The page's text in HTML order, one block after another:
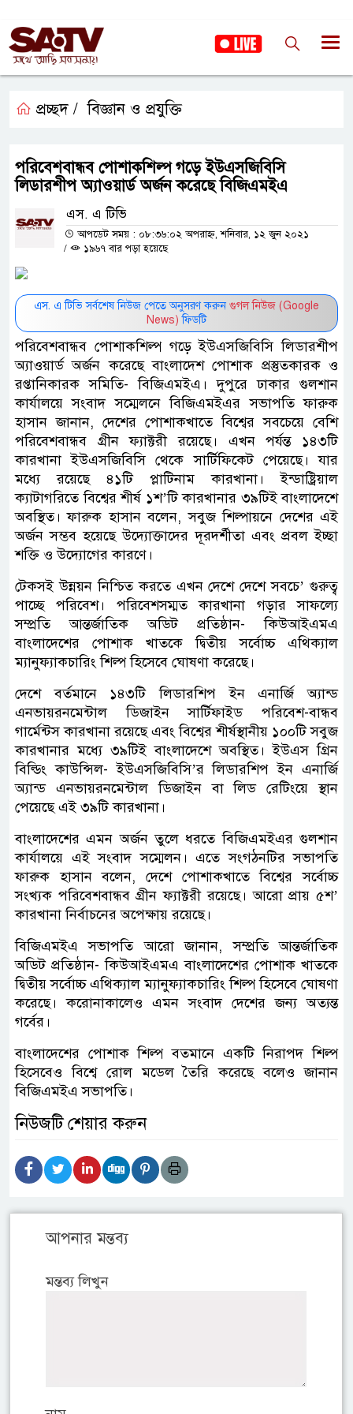
প্রচ্ছদ / বিজ্ঞান ও প্রযুক্তি
পরিবেশবান্ধব পোশাকশিল্প গড়ে ইউএসজিবিসি
লিডারশীপ অ্যাওয়ার্ড অর্জন করেছে বিজিএমইএ
এস. এ টিভি
আপডেট সময় : ০৮:৩৬:০২ অপরাহ্ন, শনিবার, ১২ জুন ২০২১
/
১৯৬৭ বার পড়া হয়েছে
এস. এ টিভি সর্বশেষ নিউজ পেতে অনুসরণ করুন গুগল নিউজ (Google
News) ফিডটি
পরিবেশবান্ধব পোশাকশিল্প গড়ে ইউএসজিবিসি লিডারশীপ
অ্যাওয়ার্ড অর্জন করেছে বাংলাদেশ পোশাক প্রস্তুতকারক ও
রপ্তানিকারক সমিতি- বিজিএমইএ। দুপুরে ঢাকার গুলশান
কার্যালয়ে সংবাদ সম্মেলনে বিজিএমইএর সভাপতি ফারুক
হাসান জানান, দেশের পোশাকখাতে বিশ্বের সবচেয়ে বেশি
পরিবেশবান্ধব গ্রীন ফ্যাক্টরী রয়েছে। এখন পর্যন্ত ১৪৩টি
কারখানা ইউএসজিবিসি থেকে সার্টিফিকেট পেয়েছে। যার
মধ্যে রয়েছে ৪১টি প্লাটিনাম কারখানা। ইন্ডাষ্ট্রিয়াল
ক্যাটাগরিতে বিশ্বের শীর্ষ ১শ’টি কারখানার ৩৯টিই বাংলাদেশে
অবস্থিত। ফারুক হাসান বলেন, সবুজ শিল্পায়নে দেশের এই
অর্জন সম্ভব হয়েছে উদ্যোক্তাদের দূরদর্শীতা এবং প্রবল ইচ্ছা
শক্তি ও উদ্যোগের কারণে।
টেকসই উন্নয়ন নিশ্চিত করতে এখন দেশে দেশে সবচে’ গুরুত্ব
পাচ্ছে পরিবেশ। পরিবেশসম্মত কারখানা গড়ার সাফল্যে
সম্প্রতি আন্তর্জাতিক অডিট প্রতিষ্ঠান- কিউআইএমএ
বাংলাদেশের পোশাক খাতকে দ্বিতীয় সর্বোচ্চ এথিক্যাল
ম্যানুফ্যাকচারিং শিল্প হিসেবে ঘোষণা করেছে।
দেশে বর্তমানে ১৪৩টি লিডারশিপ ইন এনার্জি অ্যান্ড
এনভায়রনমেন্টাল ডিজাইন সার্টিফাইড পরিবেশ-বান্ধব
গার্মেন্টস কারখানা রয়েছে এবং বিশ্বের শীর্ষস্থানীয় ১০০টি সবুজ
কারখানার মধ্যে ৩৯টিই বাংলাদেশে অবস্থিত। ইউএস গ্রিন
বিল্ডিং কাউন্সিল- ইউএসজিবিসি’র লিডারশিপ ইন এনার্জি
অ্যান্ড এনভায়রনমেন্টাল ডিজাইন বা লিড রেটিংয়ে স্থান
পেয়েছে এই ৩৯টি কারখানা।
বাংলাদেশের এমন অর্জন তুলে ধরতে বিজিএমইএর গুলশান
কার্যালয়ে এই সংবাদ সম্মেলন। এতে সংগঠনটির সভাপতি
ফারুক হাসান বলেন, দেশে পোশাকখাতে বিশ্বের সর্বোচ্চ
সংখ্যক পরিবেশবান্ধব গ্রীন ফ্যাক্টরী রয়েছে। আরো প্রায় ৫শ’
কারখানা নির্বাচনের অপেক্ষায় রয়েছে।
বিজিএমইএ সভাপতি আরো জানান, সম্প্রতি আন্তর্জাতিক
অডিট প্রতিষ্ঠান- কিউআইএমএ বাংলাদেশের পোশাক খাতকে
দ্বিতীয় সর্বোচ্চ এথিক্যাল ম্যানুফ্যাকচারিং শিল্প হিসেবে ঘোষণা
করেছে। করোনাকালেও এমন সংবাদ দেশের জন্য অত্যন্ত
গর্বের।
বাংলাদেশের পোশাক শিল্প বতমানে একটি নিরাপদ শিল্প
হিসেবেও বিশ্বে রোল মডেল তৈরি করেছে বলেও জানান
বিজিএমইএ সভাপতি।
নিউজটি শেয়ার করুন
আপনার মন্তব্য
মন্তব্য লিখুন